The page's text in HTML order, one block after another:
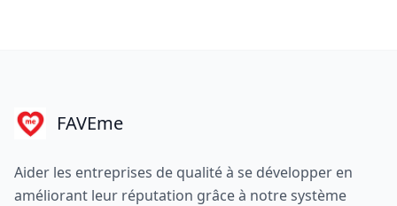
FAVEme
Aider les entreprises de qualité à se développer en
améliorant leur réputation grâce à notre système